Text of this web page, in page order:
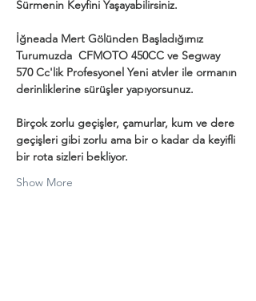
Sürmenin Keyfini Yaşayabilirsiniz.
İğneada Mert Gölünden Başladığımız
Turumuzda  CFMOTO 450CC ve Segway
570 Cc'lik Profesyonel Yeni atvler ile ormanın
derinliklerine sürüşler yapıyorsunuz.
Birçok zorlu geçişler, çamurlar, kum ve dere
geçişleri gibi zorlu ama bir o kadar da keyifli
bir rota sizleri bekliyor.
Show More